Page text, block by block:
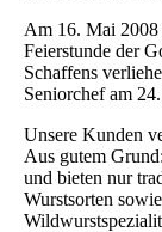
Am 16. Mai
Feierstunde der
Schaffens
Seniorchef am
Unsere Kunden
Aus gutem
und bieten nur
Wurstsorten